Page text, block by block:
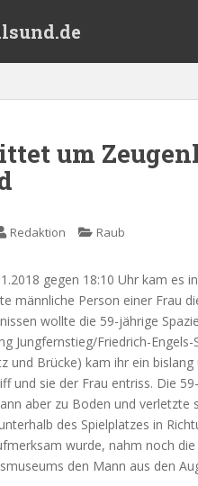
um
Redaktion Raub
gegen 18:10 Uhr kam es
männliche Person einer Frau
wollte die 59-jährige
Jungfernstieg/Friedrich-
und Brücke) kam ihr ein
und sie der Frau entriss. Die
aber zu Boden und
des Spielplatzes in
wurde, nahm noch
den Mann aus den